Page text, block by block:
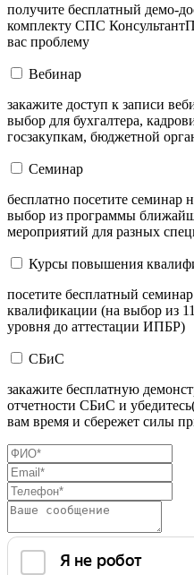
получите бесплатный демо-
комплекту СПС
вас проблему
Вебинар
закажите доступ к записи
выбор для бухгалтера,
госзакупкам, бюджетной
Семинар
бесплатно посетите
выбор из программы
мероприятий для разных
Курсы повышения
посетите бесплатный
квалификации (на выбор из
уровня до аттестации ИПБР)
СБиС
закажите бесплатную
отчетности СБиС и
вам время и сбережет силы